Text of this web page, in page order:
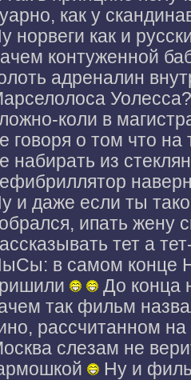
как у
норвеги как и
контуженной
адреналин
коли в
говоря о том что
набирать из
и даже если ты
ипать жену
тет а
в самом конце
До конца
так фильм
рассчитанном
слезам не
Ну и